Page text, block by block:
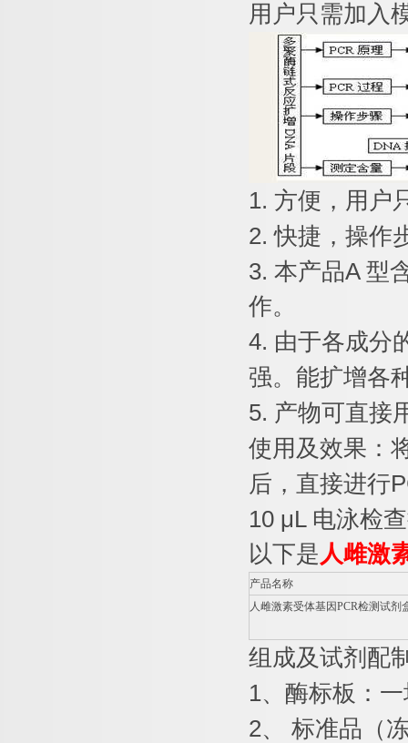
用户只需加入
1. 方便，用户
2.快捷，操作
3. 本产品A 型
作。
4. 由于各成分
强。能扩增各
5. 产物可直接
使用及效果：
后，直接进行
10 μL 电泳检
以下是人雌激
产品名称
人雌激素受体基因PCR检测试剂
组成及试剂配
1、酶标板：
2、
标准品（